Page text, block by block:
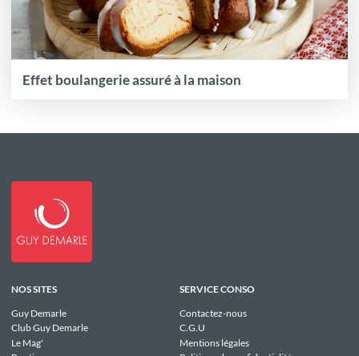
Effet boulangerie assuré à la maison
NOS SITES
Guy Demarle
Club Guy Demarle
Le Mag'
SERVICE CONSO
Contactez-nous
C.G.U
Mentions légales